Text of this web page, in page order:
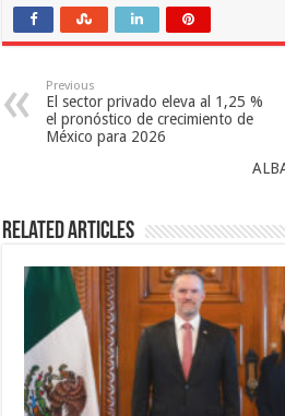
Previous
El sector privado eleva al 1,25 %
el pronóstico de crecimiento de
México para 2026
Related Articles